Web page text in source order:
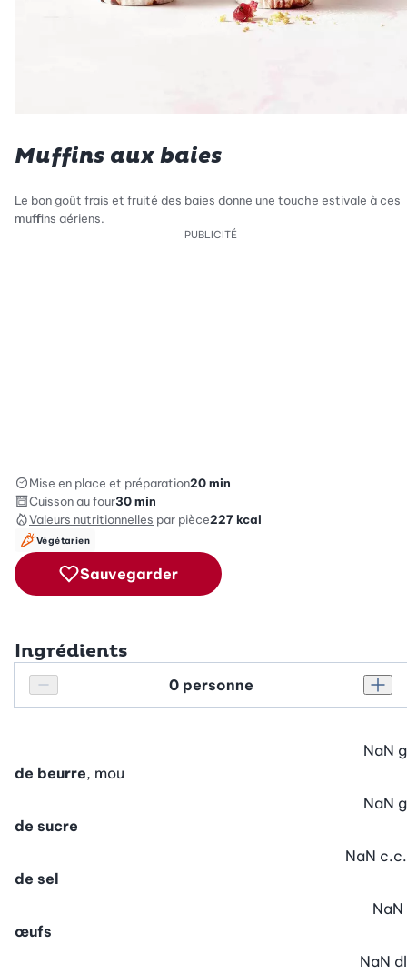
Muffins aux baies
Le bon goût frais et fruité des baies donne une touche estivale à ces
muffins aériens.
PUBLICITÉ
Mise en place et préparation20 min
Cuisson au four30 min
Valeurs nutritionnelles par pièce227kcal
Végétarien
Sauvegarder
Ingrédients
Réduire le nombre de personnes
Personnes
de beurre, mou
NaN g
de sucre
NaN g
de sel
NaN c.c.
œufs
NaN
NaN dl